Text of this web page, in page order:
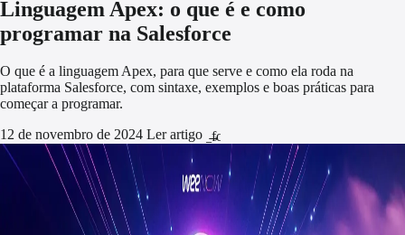
Linguagem Apex: o que é e como
programar na Salesforce
O que é a linguagem Apex, para que serve e como ela roda na
plataforma Salesforce, com sintaxe, exemplos e boas práticas para
começar a programar.
12 de novembro de 2024 Ler artigo
arrow_forward